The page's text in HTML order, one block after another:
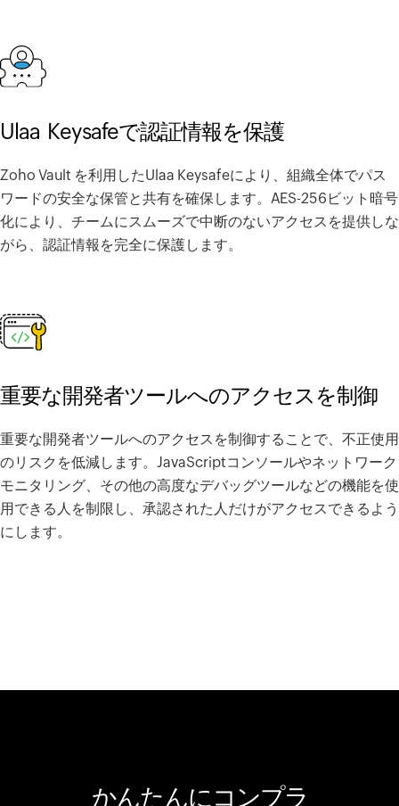
Ulaa Keysafeで認証情報を保護
Zoho Vault を利用したUlaa Keysafeにより、組織全体でパス
ワードの安全な保管と共有を確保します。AES-256ビット暗号
化により、チームにスムーズで中断のないアクセスを提供しな
がら、認証情報を完全に保護します。
重要な開発者ツールへのアクセスを制御
重要な開発者ツールへのアクセスを制御することで、不正使用
のリスクを低減します。JavaScriptコンソールやネットワーク
モニタリング、その他の高度なデバッグツールなどの機能を使
用できる人を制限し、承認された人だけがアクセスできるよう
にします。
かんたんにコンプラ